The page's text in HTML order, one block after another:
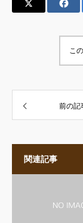
こ
前の記
関連記事